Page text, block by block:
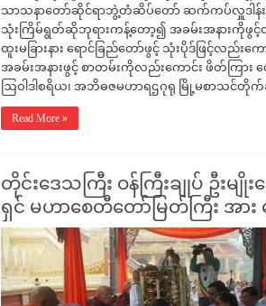
သာသနာတော်ဆိုင်ရာဘွဲ့တံဆိပ်တော် ဆက်ကပ်လှူဒါန်
သုံးကြိမ်ရွတ်ဆိုဘုရားကန့်တော့၍ အခမ်းအနားကိုဖွ
ထူးမခြားနား ရောင်ခြည်တော်ဖွင့် သုံးပိုဒ်ဖြင့်လည်း
အခမ်းအနားဖွင့် စာတမ်းကိုလည်းကောင်း ဖိတ်ကြာ
ဩဝါဒါစရိယ၊ အဘိဓဇမဟာရဌဂုရု မြို့မစာသင်တိုက်ဆ
Read More »
တိုင်းဒေသကြီး ဝန်ကြီးချုပ် ဦးမ
ရှင် မဟာစေတီတော်မြတ်ကြီး အ